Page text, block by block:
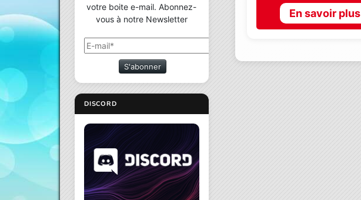
votre boite e-mail. Abonnez-
vous à notre Newsletter
S'abonner
DISCORD
En savoir plus